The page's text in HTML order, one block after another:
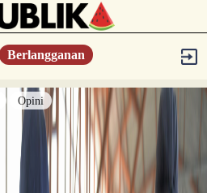
Berlangganan
Opini